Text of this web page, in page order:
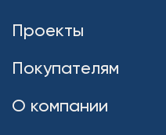
Проекты
Покупателям
О компании